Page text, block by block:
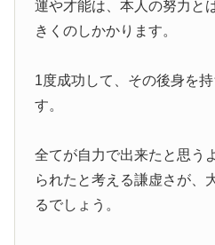
運や才能は、本人の努力と
きくのしかかります。
1度成功して、その後身を
す。
全てが自力で出来たと思う
られたと考える謙虚さが、
るでしょう。